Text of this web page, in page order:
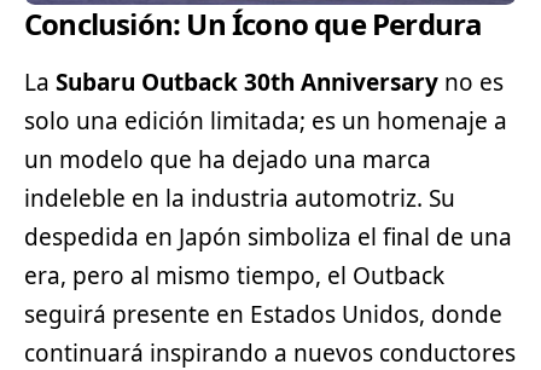
Conclusión: Un Ícono que Perdura
La Subaru Outback 30th Anniversary no es
solo una edición limitada; es un homenaje a
un modelo que ha dejado una marca
indeleble en la industria automotriz. Su
despedida en Japón simboliza el final de una
era, pero al mismo tiempo, el Outback
seguirá presente en Estados Unidos, donde
continuará inspirando a nuevos conductores